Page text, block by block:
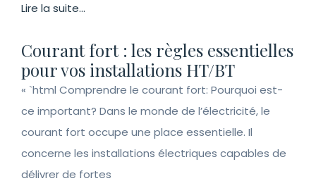
Lire la suite...
Courant fort : les règles essentielles
pour vos installations HT/BT
« `html Comprendre le courant fort: Pourquoi est-
ce important? Dans le monde de l’électricité, le
courant fort occupe une place essentielle. Il
concerne les installations électriques capables de
délivrer de fortes